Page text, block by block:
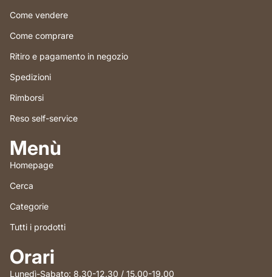
Come vendere
Come comprare
Ritiro e pagamento in negozio
Spedizioni
Rimborsi
Reso self-service
Menù
Homepage
Cerca
Categorie
Tutti i prodotti
Orari
Lunedì-Sabato: 8.30-12.30 / 15.00-19.00
Informativa sui rimborsi
Informativa sulla privacy
Termini e condizioni del servizio